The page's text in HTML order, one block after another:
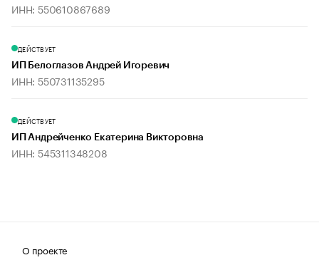
ИНН: 550610867689
ДЕЙСТВУЕТ
ИП Белоглазов Андрей Игоревич
ИНН: 550731135295
ДЕЙСТВУЕТ
ИП Андрейченко Екатерина Викторовна
ИНН: 545311348208
О проекте